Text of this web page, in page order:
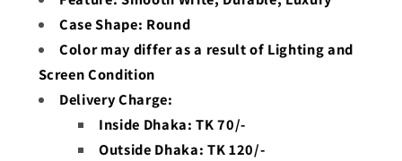
Case Shape: Round
Color may differ as a result of Lighting and
Screen Condition
Delivery Charge:
Inside Dhaka: TK 70/-
Outside Dhaka: TK 120/-